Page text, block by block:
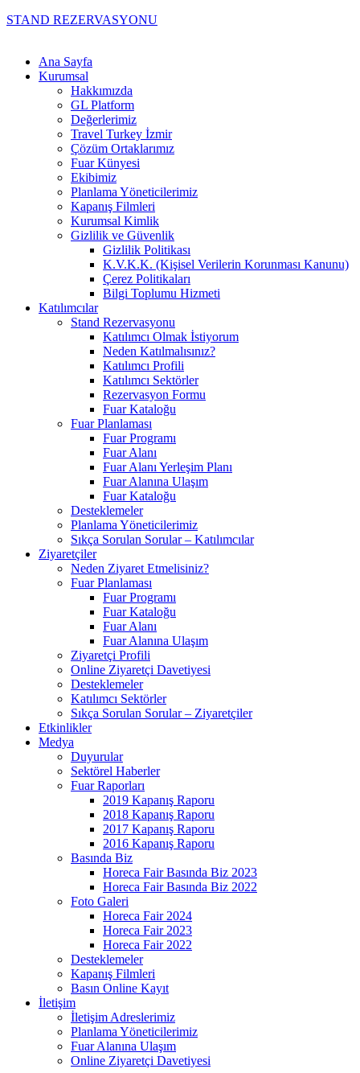
STAND REZERVASYONU
Ana Sayfa
Kurumsal
Hakkımızda
GL Platform
Değerlerimiz
Travel Turkey İzmir
Çözüm Ortaklarımız
Fuar Künyesi
Ekibimiz
Planlama Yöneticilerimiz
Kapanış Filmleri
Kurumsal Kimlik
Gizlilik ve Güvenlik
Gizlilik Politikası
K.V.K.K. (Kişisel Verilerin Korunması Kanunu)
Çerez Politikaları
Bilgi Toplumu Hizmeti
Katılımcılar
Stand Rezervasyonu
Katılımcı Olmak İstiyorum
Neden Katılmalısınız?
Katılımcı Profili
Katılımcı Sektörler
Rezervasyon Formu
Fuar Kataloğu
Fuar Planlaması
Fuar Programı
Fuar Alanı
Fuar Alanı Yerleşim Planı
Fuar Alanına Ulaşım
Fuar Kataloğu
Desteklemeler
Planlama Yöneticilerimiz
Sıkça Sorulan Sorular – Katılımcılar
Ziyaretçiler
Neden Ziyaret Etmelisiniz?
Fuar Planlaması
Fuar Programı
Fuar Kataloğu
Fuar Alanı
Fuar Alanına Ulaşım
Ziyaretçi Profili
Online Ziyaretçi Davetiyesi
Desteklemeler
Katılımcı Sektörler
Sıkça Sorulan Sorular – Ziyaretçiler
Etkinlikler
Medya
Duyurular
Sektörel Haberler
Fuar Raporları
2019 Kapanış Raporu
2018 Kapanış Raporu
2017 Kapanış Raporu
2016 Kapanış Raporu
Basında Biz
Horeca Fair Basında Biz 2023
Horeca Fair Basında Biz 2022
Foto Galeri
Horeca Fair 2024
Horeca Fair 2023
Horeca Fair 2022
Desteklemeler
Kapanış Filmleri
Basın Online Kayıt
İletişim
İletişim Adreslerimiz
Planlama Yöneticilerimiz
Fuar Alanına Ulaşım
Online Ziyaretçi Davetiyesi